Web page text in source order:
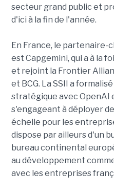
secteur grand public et
d'ici à la fin de l'année.
En France, le partenaire-
est Capgemini, qui a à la
et rejoint la Frontier
et BCG. La SSII a
stratégique avec OpenAI
s'engageant à déployer
échelle pour les
dispose par ailleurs d'un
bureau continental
au développement
avec les entreprises